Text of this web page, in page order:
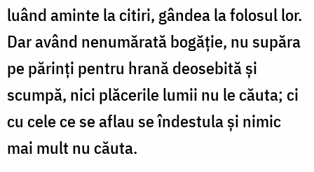
luând aminte la citiri, gândea la folosul lor.
Dar având ne­nu­mărată bo­găție, nu supăra
pe părinți pentru hrană deosebită și
scumpă, nici plăcerile lumii nu le căuta; ci
cu cele ce se aflau se îndestula și nimic
mai mult nu căuta.